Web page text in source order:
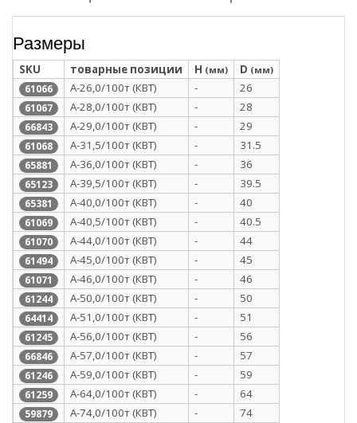
Размеры
SKU товарные позиции H (мм) D (мм)
61066 А-26,0/100т (КВТ) - 26
61067 А-28,0/100т (КВТ) - 28
66843 А-29,0/100т (КВТ) - 29
61068 А-31,5/100т (КВТ) - 31.5
65881 А-36,0/100т (КВТ) - 36
65123 А-39,5/100т (КВТ) - 39.5
65381 А-40,0/100т (КВТ) - 40
61069 А-40,5/100т (КВТ) - 40.5
61070 А-44,0/100т (КВТ) - 44
61494 А-45,0/100т (КВТ) - 45
61071 А-46,0/100т (КВТ) - 46
61244 А-50,0/100т (КВТ) - 50
64414 А-51,0/100т (КВТ) - 51
61245 А-56,0/100т (КВТ) - 56
66846 А-57,0/100т (КВТ) - 57
61246 А-59,0/100т (КВТ) - 59
61259 А-64,0/100т (КВТ) - 64
59879 А-74,0/100т (КВТ) - 74